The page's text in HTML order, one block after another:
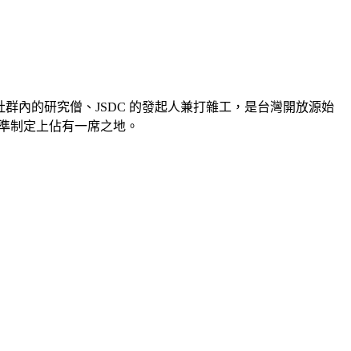
內的研究僧、JSDC 的發起人兼打雜工，是台灣開放源始
制定上佔有一席之地。